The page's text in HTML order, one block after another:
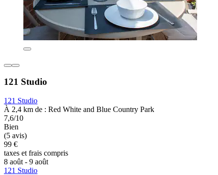
121 Studio
121 Studio
À 2,4 km de : Red White and Blue Country Park
7,6/10
Bien
(5 avis)
99 €
taxes et frais compris
8 août - 9 août
121 Studio